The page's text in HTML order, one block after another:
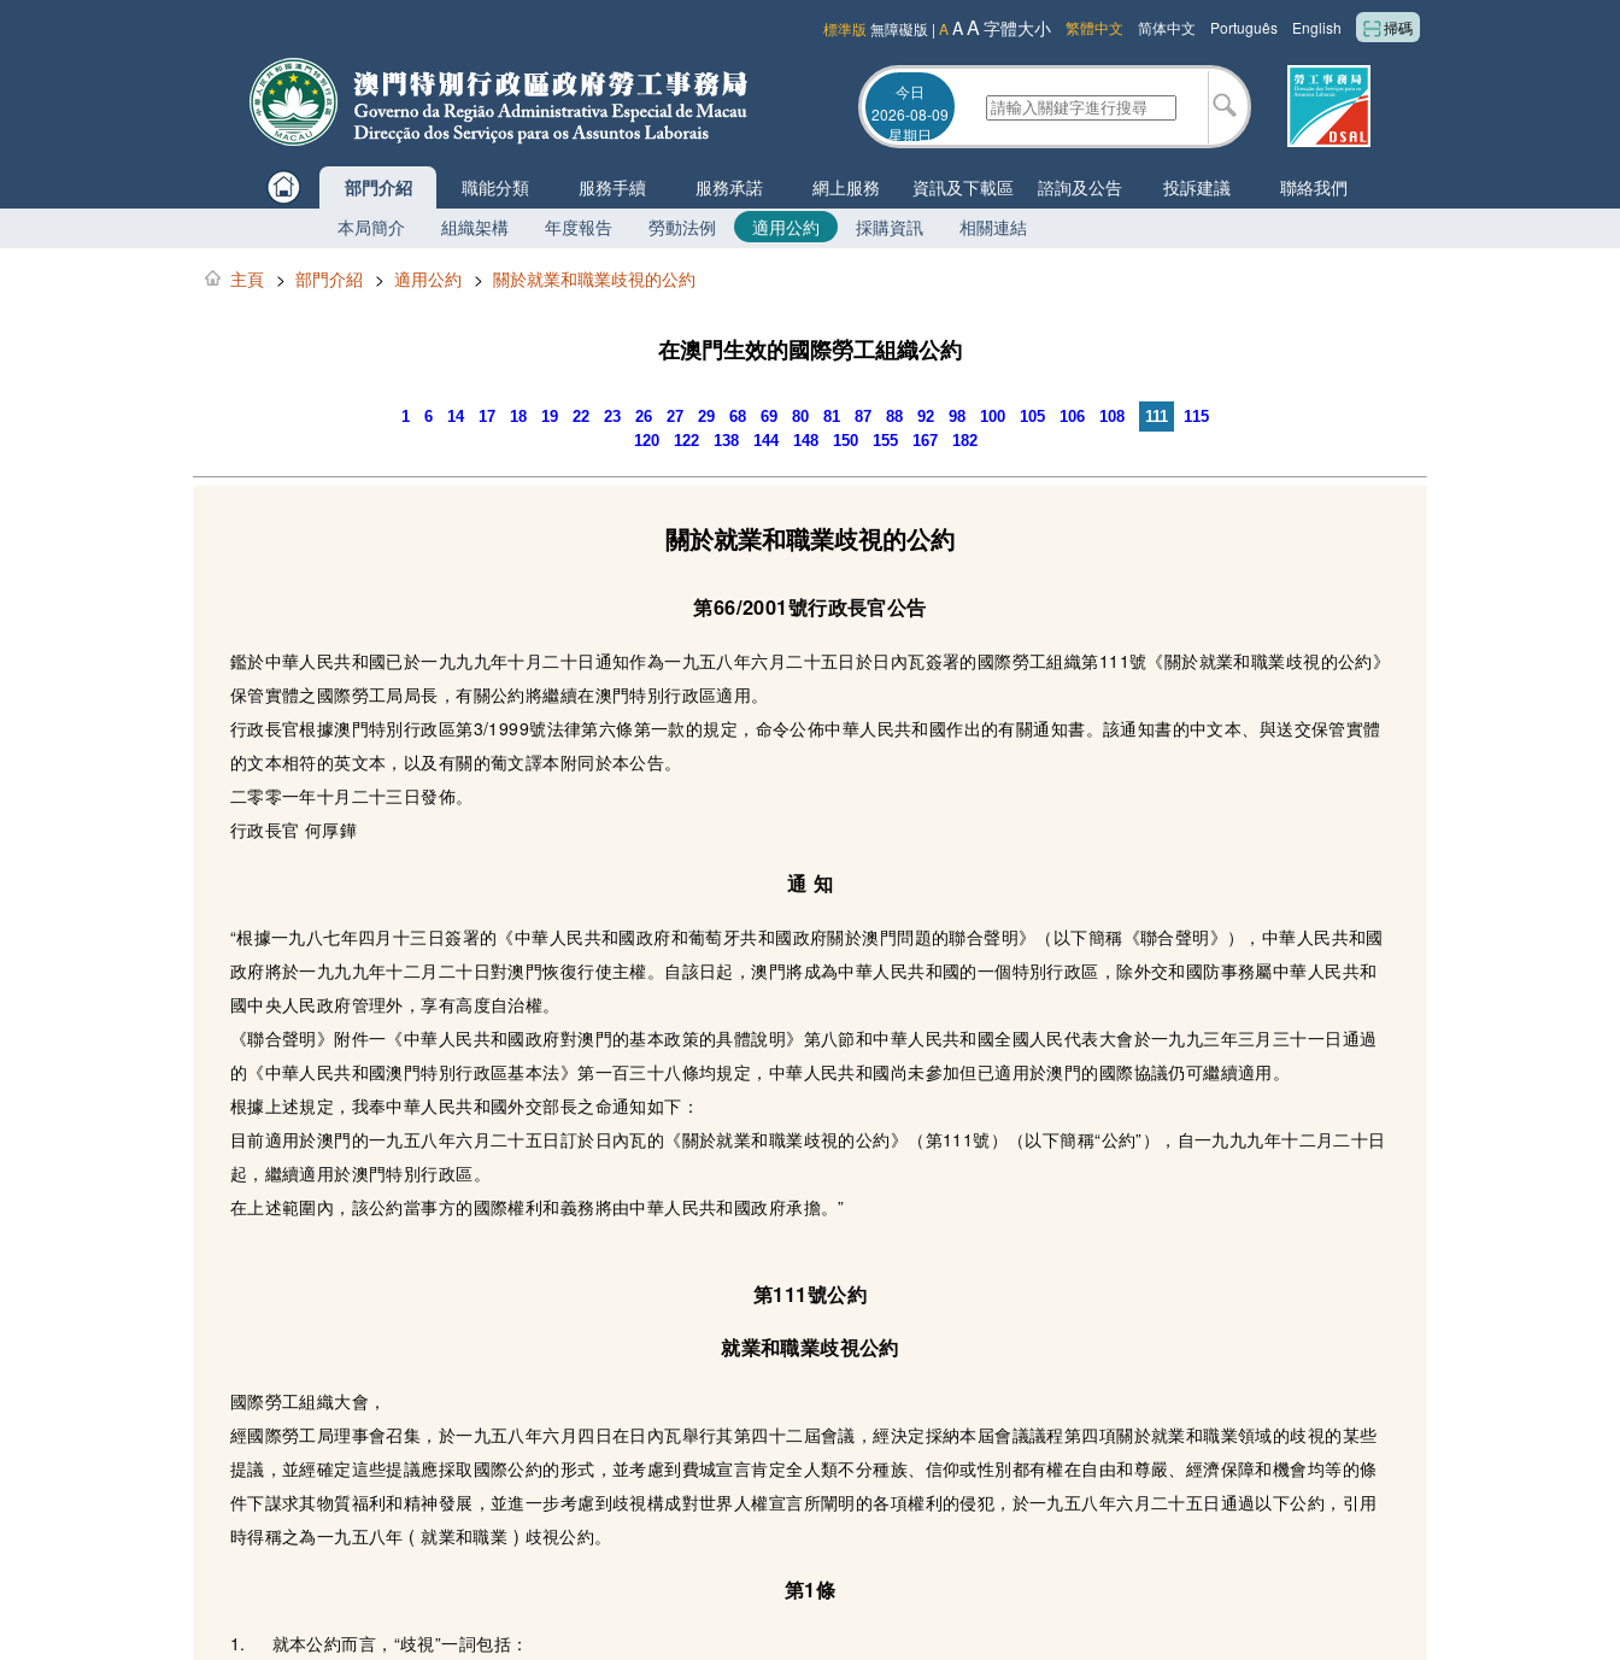
掃碼
English
Português
简体中文
繁體中文
標準版 無障礙版 | AAA字體大小
今日
2026-08-09
星期日
部門介紹
本局簡介
組織架構 年度報告 勞動法例 適用公約 採購資訊 相關連結
職能分類 服務手續 服務承諾 網上服務 資訊及下載區 諮詢及公告 投訴建議 聯絡我們
主頁 > 部門介紹 > 適用公約 > 關於就業和職業歧視的公約
在澳門生效的國際勞工組織公約
1 6 14 17 18 19 22 23 26 27 29 68 69 80 81 87 88 92 98 100 105 106 108 111
115
120
122 138 144 148 150 155 167 182
關於就業和職業歧視的公約
第66/2001號行政長官公告
鑑於中華人民共和國已於一九九九年十月二十日通知作為一九五八年六月二十五日於日內瓦簽署的國際勞工組織第111號《關於就業和職業歧視的公約》
保管實體之國際勞工局局長，有關公約將繼續在澳門特別行政區適用。
行政長官根據澳門特別行政區第3/1999號法律第六條第一款的規定，命令公佈中華人民共和國作出的有關通知書。該通知書的中文本、與送交保管實體
的文本相符的英文本，以及有關的葡文譯本附同於本公告。
二零零一年十月二十三日發佈。
行政長官 何厚鏵
通 知
“根據一九八七年四月十三日簽署的《中華人民共和國政府和葡萄牙共和國政府關於澳門問題的聯合聲明》（以下簡稱《聯合聲明》），中華人民共和國
政府將於一九九九年十二月二十日對澳門恢復行使主權。自該日起，澳門將成為中華人民共和國的一個特別行政區，除外交和國防事務屬中華人民共和
國中央人民政府管理外，享有高度自治權。
《聯合聲明》附件一《中華人民共和國政府對澳門的基本政策的具體說明》第八節和中華人民共和國全國人民代表大會於一九九三年三月三十一日通過
的《中華人民共和國澳門特別行政區基本法》第一百三十八條均規定，中華人民共和國尚未參加但已適用於澳門的國際協議仍可繼續適用。
根據上述規定，我奉中華人民共和國外交部長之命通知如下：
目前適用於澳門的一九五八年六月二十五日訂於日內瓦的《關於就業和職業歧視的公約》（第111號）（以下簡稱“公約”），自一九九九年十二月二十日
起，繼續適用於澳門特別行政區。
在上述範圍內，該公約當事方的國際權利和義務將由中華人民共和國政府承擔。”
第111號公約
就業和職業歧視公約
國際勞工組織大會，
經國際勞工局理事會召集，於一九五八年六月四日在日內瓦舉行其第四十二屆會議，經決定採納本屆會議議程第四項關於就業和職業領域的歧視的某些
提議，並經確定這些提議應採取國際公約的形式，並考慮到費城宣言肯定全人類不分種族、信仰或性別都有權在自由和尊嚴、經濟保障和機會均等的條
件下謀求其物質福利和精神發展，並進一步考慮到歧視構成對世界人權宣言所闡明的各項權利的侵犯，於一九五八年六月二十五日通過以下公約，引用
時得稱之為一九五八年 ( 就業和職業 ) 歧視公約。
第1條
1. 就本公約而言，“歧視”一詞包括：